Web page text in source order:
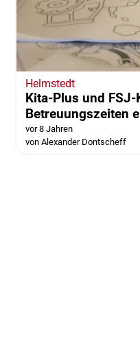
Helmstedt
Kita-Plus und
Betreuungszeiten
vor 8 Jahren
von Alexander Dontscheff